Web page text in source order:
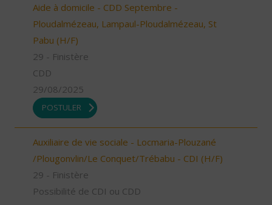
Aide à domicile - CDD Septembre -
Ploudalmézeau, Lampaul-Ploudalmézeau, St
Pabu (H/F)
29 - Finistère
CDD
29/08/2025
POSTULER
Auxiliaire de vie sociale - Locmaria-Plouzané
/Plougonvlin/Le Conquet/Trébabu - CDI (H/F)
29 - Finistère
Possibilité de CDI ou CDD